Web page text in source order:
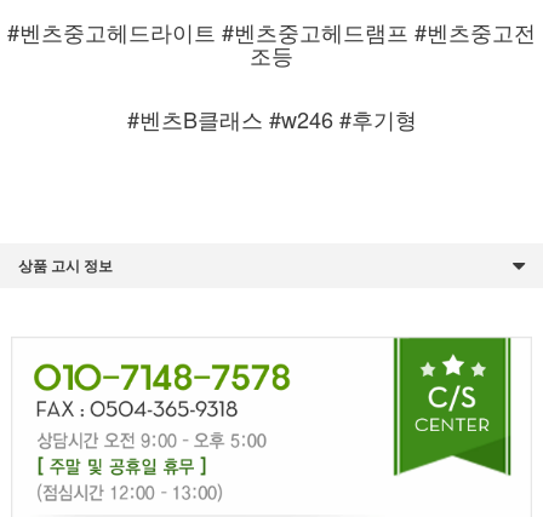
#벤츠중고헤드라이트 #벤츠중고헤드램프 #벤츠중고전
조등
#벤츠B클래스 #w246 #후기형
상품 고시 정보